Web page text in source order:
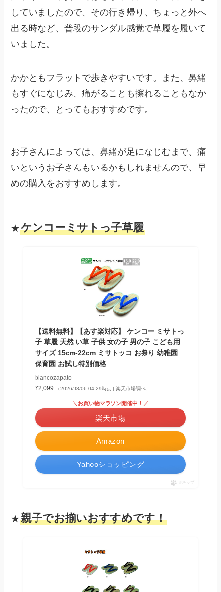
していましたので、その行き帰り、ちょっと外へ
出る時など、普段のサンダル感覚で草履を履いて
いました。
かかともフラットで歩きやすいです。また、鼻緒
もすぐになじみ、痛がることも擦れることもなか
ったので、とってもおすすめです。
お子さんによっては、鼻緒が足になじむまで、痛
いというお子さんもいるかもしれませんので、早
めの購入をおすすめします。
★ケンコーミサトっ子草履
【送料無料】【あす楽対応】 ケンコー ミサトっ
子 草履 天然 い草 子供 女の子 男の子 こども用
サイズ 15cm-22cm ミサトッコ お祭り 幼稚園
保育園 お試し特別価格
blancozapato
¥2,099
（2026/08/06 04:29時点 | 楽天市場調べ）
Amazon
＼お買い物マラソン開催中！／
楽天市場
Yahooショッピング
ポチップ
★親子でお揃いおすすめです！